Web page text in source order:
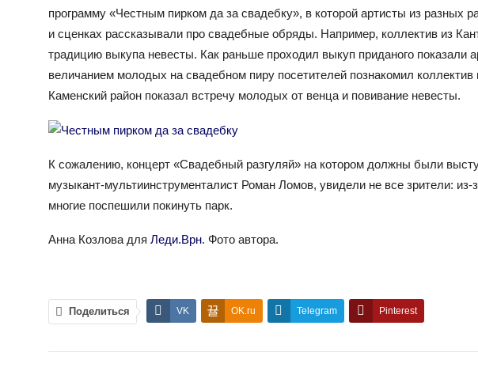
программу «Честным пирком да за свадебку», в которой артисты из разных
и сценках рассказывали про свадебные обряды. Например, коллектив из
традицию выкупа невесты. Как раньше проходил выкуп приданого показали
величанием молодых на свадебном пиру посетителей познакомил коллектив
Каменский район показал встречу молодых от венца и повивание невесты.
К сожалению, концерт «Свадебный разгуляй» на котором должны были
музыкант-мультиинструменталист Роман Ломов, увидели не все зрители: из-
многие поспешили покинуть парк.
Анна Козлова для Леди.Врн. Фото автора.
Поделиться VK OK.ru Telegram Pinterest